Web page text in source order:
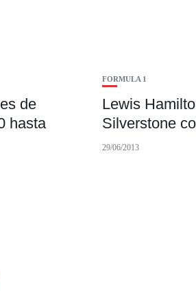
de
hasta
FORMULA 1
Lewis
Silverstone
29/06/2013